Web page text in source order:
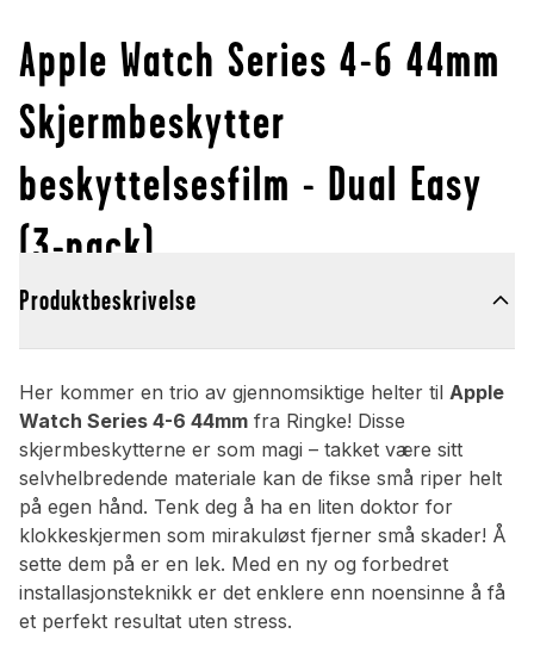
Apple Watch Series 4-6 44mm
Skjermbeskytter
beskyttelsesfilm - Dual Easy
(3-pack)
Produktbeskrivelse
Her kommer en trio av gjennomsiktige helter til Apple
Watch Series 4-6 44mm fra Ringke! Disse
skjermbeskytterne er som magi – takket være sitt
selvhelbredende materiale kan de fikse små riper helt
på egen hånd. Tenk deg å ha en liten doktor for
klokkeskjermen som mirakuløst fjerner små skader! Å
sette dem på er en lek. Med en ny og forbedret
installasjonsteknikk er det enklere enn noensinne å få
et perfekt resultat uten stress.